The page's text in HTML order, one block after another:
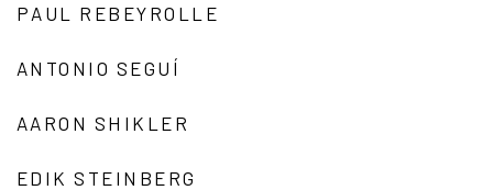
PAUL REBEYROLLE
ANTONIO SEGUÍ
AARON SHIKLER
EDIK STEINBERG